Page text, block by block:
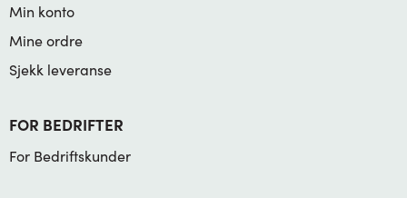
Min konto
Mine ordre
Sjekk leveranse
FOR BEDRIFTER
For Bedriftskunder